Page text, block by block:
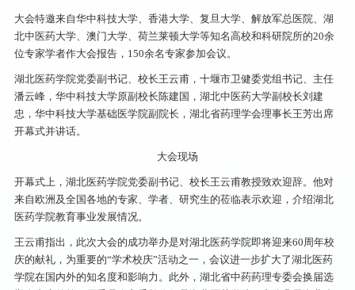
大会特邀来自华中科技大学、香港大学、复旦大学、解放军总医院、湖
北中医药大学、澳门大学、荷兰莱顿大学等知名高校和科研院所的20余
位专家学者作大会报告，150余名专家参加会议。
湖北医药学院党委副书记、校长王云甫，十堰市卫健委党组书记、主任
潘云峰，华中科技大学原副校长陈建国，湖北中医药大学副校长刘建
忠，华中科技大学基础医学院副院长，湖北省药理学会理事长王芳出席
开幕式并讲话。
大会现场
开幕式上，湖北医药学院党委副书记、校长王云甫教授致欢迎辞。他对
来自欧洲及全国各地的专家、学者、研究生的莅临表示欢迎，介绍湖北
医药学院教育事业发展情况。
王云甫指出，此次大会的成功举办是对湖北医药学院即将迎来60周年校
庆的献礼，为重要的“学术校庆”活动之一，会议进一步扩大了湖北医药
学院在国内外的知名度和影响力。此外，湖北省中药药理专委会换届选